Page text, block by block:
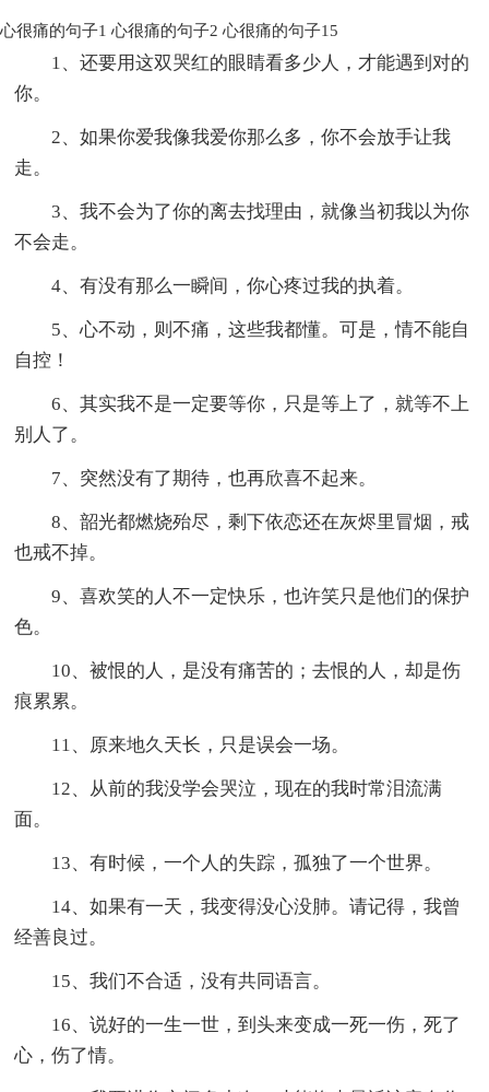
心很痛的句子1
1、还要用这双哭红的眼睛看多少人，才能遇到对的
你。
2、如果你爱我像我爱你那么多，你不会放手让我
走。
3、我不会为了你的离去找理由，就像当初我以为你
不会走。
4、有没有那么一瞬间，你心疼过我的执着。
5、心不动，则不痛，这些我都懂。可是，情不能自
自控！
6、其实我不是一定要等你，只是等上了，就等不上
别人了。
7、突然没有了期待，也再欣喜不起来。
8、韶光都燃烧殆尽，剩下依恋还在灰烬里冒烟，戒
也戒不掉。
9、喜欢笑的人不一定快乐，也许笑只是他们的保护
色。
10、被恨的人，是没有痛苦的；去恨的人，却是伤
痕累累。
11、原来地久天长，只是误会一场。
12、从前的我没学会哭泣，现在的我时常泪流满
面。
13、有时候，一个人的失踪，孤独了一个世界。
14、如果有一天，我变得没心没肺。请记得，我曾
经善良过。
15、我们不合适，没有共同语言。
16、说好的一生一世，到头来变成一死一伤，死了
心，伤了情。
心很痛的句子2 心很痛的句子15